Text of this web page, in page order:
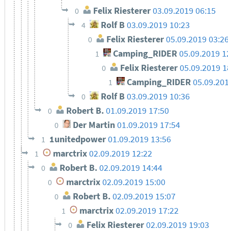
0 Felix Riesterer03.09.2019 06:15
4 Rolf B03.09.2019 10:23
0 Felix Riesterer05.09.2019
1 Camping_RIDER05.09.2019
0 Felix Riesterer 05.09.2019
1 Camping_RIDER
0 Rolf B03.09.2019 10:36
0 Robert B.01.09.2019 17:50
0 Der Martin01.09.2019 17:54
1 1unitedpower01.09.2019 13:56
1 marctrix 02.09.2019 12:22
0 Robert B.02.09.2019 14:44
0 marctrix02.09.2019 15:00
0 Robert B.02.09.2019 15:07
1 marctrix02.09.2019 17:22
0 Felix Riesterer 02.09.2019 19:03